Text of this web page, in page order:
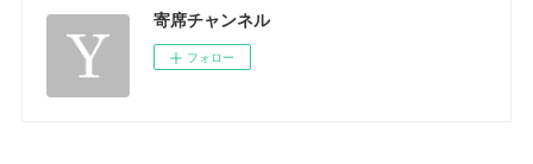
寄席チャンネル
フォロー